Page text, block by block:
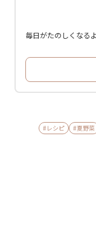
毎日がたのしくなる
#レシピ #夏野菜